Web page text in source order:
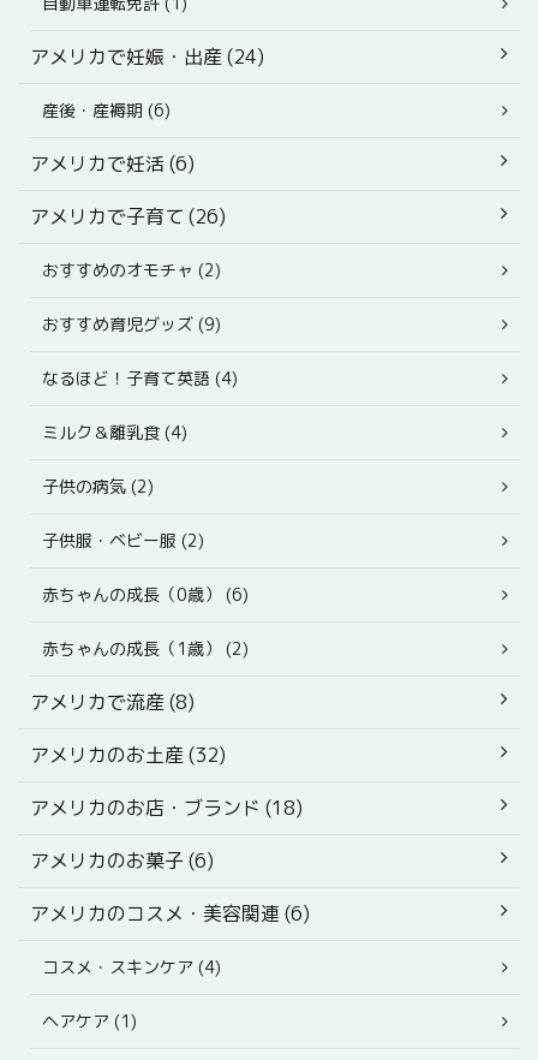
アメリカで妊娠・出産 (24)
産後・産褥期 (6)
アメリカで妊活 (6)
アメリカで子育て (26)
おすすめのオモチャ (2)
おすすめ育児グッズ (9)
なるほど！子育て英語 (4)
ミルク＆離乳食 (4)
子供の病気 (2)
子供服・ベビー服 (2)
赤ちゃんの成長（0歳） (6)
赤ちゃんの成長（1歳） (2)
アメリカで流産 (8)
アメリカのお土産 (32)
アメリカのお店・ブランド (18)
アメリカのお菓子 (6)
アメリカのコスメ・美容関連 (6)
コスメ・スキンケア (4)
ヘアケア (1)